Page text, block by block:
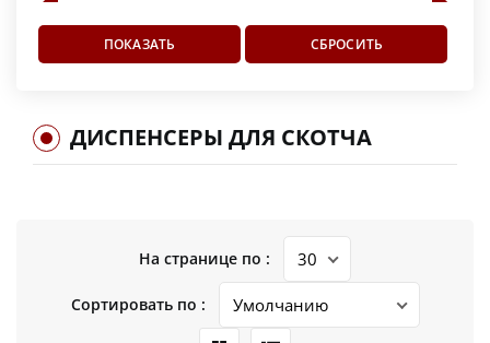
ДИСПЕНСЕРЫ ДЛЯ СКОТЧА
На странице по :
Сортировать по :